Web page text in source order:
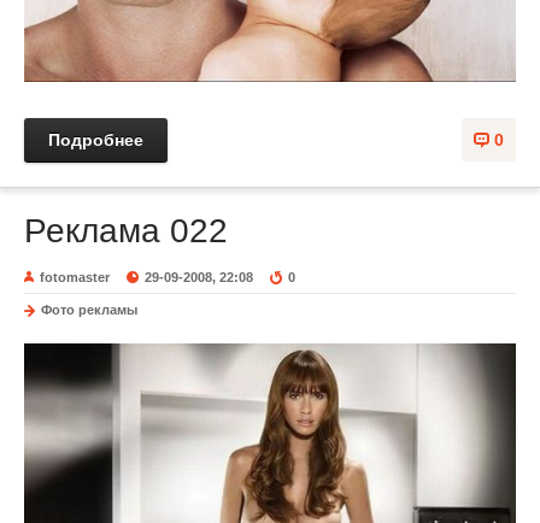
0
Подробнее
Реклама 022
fotomaster 29-09-2008, 22:08 0
Фото рекламы